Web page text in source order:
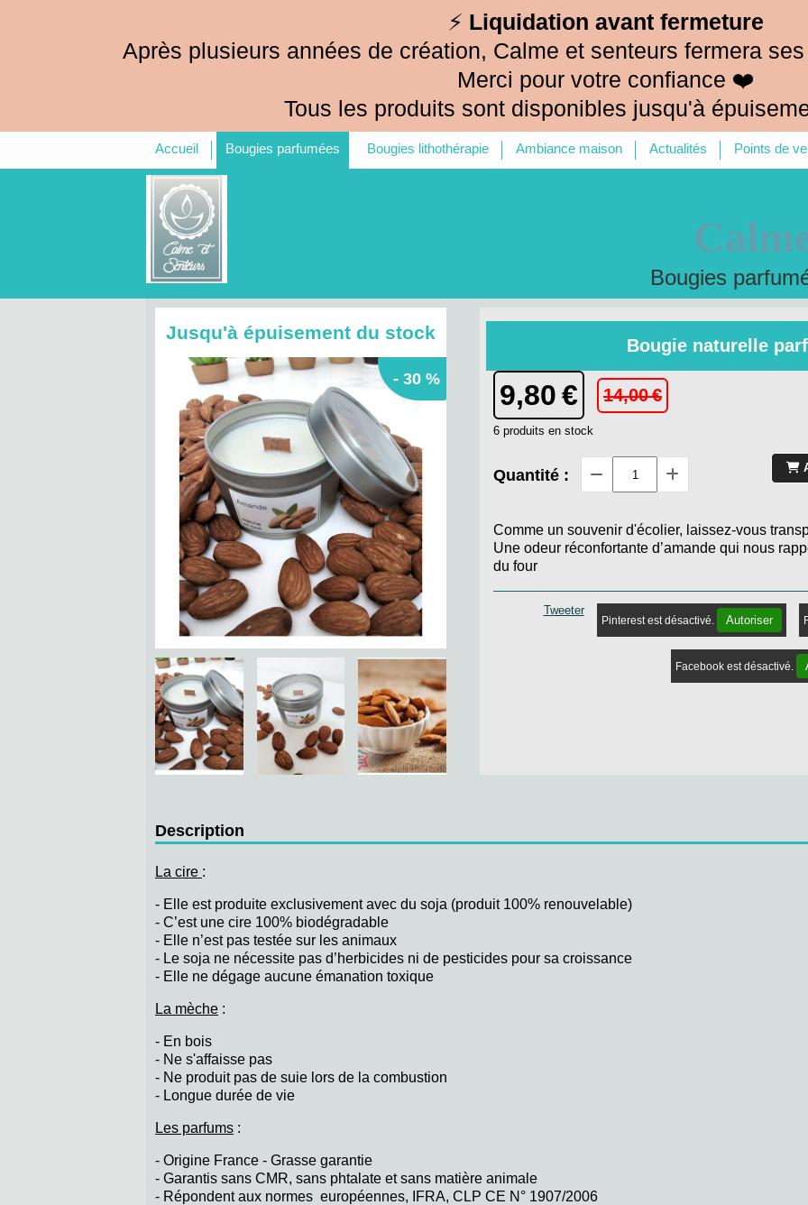
⚡ Liquidation avant fermeture
Après plusieurs années de création, Calme et senteurs fermera
Merci pour votre confiance ❤️
Tous les produits sont disponibles jusqu'à
Accueil Bougies parfumées Bougies lithothérapie Ambiance maison Actualités Points de
Bougies
Jusqu'à épuisement du stock
- 30 %
Bougie naturelle
9,80€ 14,00€
6 produits en stock
Quantité :
Comme un souvenir d'écolier, laissez-vous
Une odeur réconfortante d’amande qui nous
du four
Tweeter
Pinterest est désactivé. Autoriser
Facebook est désactivé.
Description
La cire :
- Elle est produite exclusivement avec du soja (produit 100% renouvelable)
- C’est une cire 100% biodégradable
- Elle n’est pas testée sur les animaux
- Le soja ne nécessite pas d’herbicides ni de pesticides pour sa croissance
- Elle ne dégage aucune émanation toxique
La mèche :
- En bois
- Ne s'affaisse pas
- Ne produit pas de suie lors de la combustion
- Longue durée de vie
Les parfums :
- Origine France - Grasse garantie
- Garantis sans CMR, sans phtalate et sans matière animale
- Répondent aux normes européennes, IFRA, CLP CE N° 1907/2006